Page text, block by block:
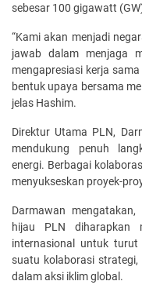
sebesar 100 gigawatt
“Kami akan menjadi
jawab dalam menjaga
mengapresiasi kerja
bentuk upaya bersama
jelas Hashim.
Direktur Utama PLN,
mendukung penuh
energi. Berbagai
menyukseskan proyek-
Darmawan
hijau PLN diharapkan
internasional untuk turut
suatu kolaborasi strategi,
dalam aksi iklim global.